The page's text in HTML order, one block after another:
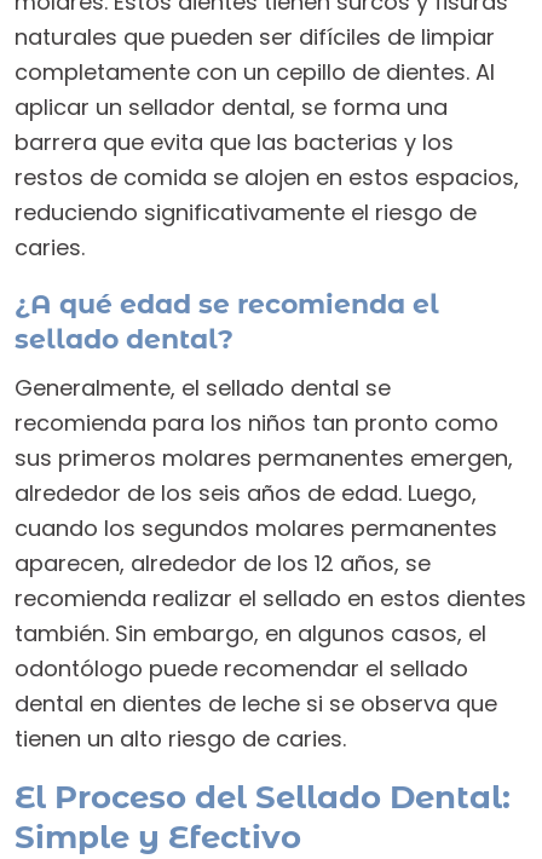
naturales que pueden ser difíciles de limpiar
completamente con un cepillo de dientes. Al
aplicar un sellador dental, se forma una
barrera que evita que las bacterias y los
restos de comida se alojen en estos espacios,
reduciendo significativamente el riesgo de
caries.
¿A qué edad se recomienda el
sellado dental?
Generalmente, el sellado dental se
recomienda para los niños tan pronto como
sus primeros molares permanentes emergen,
alrededor de los seis años de edad. Luego,
cuando los segundos molares permanentes
aparecen, alrededor de los 12 años, se
recomienda realizar el sellado en estos dientes
también. Sin embargo, en algunos casos, el
odontólogo puede recomendar el sellado
dental en dientes de leche si se observa que
tienen un alto riesgo de caries.
El Proceso del Sellado Dental:
Simple y Efectivo